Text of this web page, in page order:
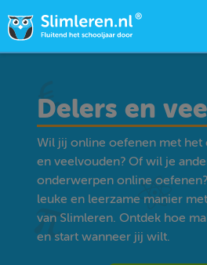
Delers en
Wil jij online oefenen met
en veelvouden? Of wil je
onderwerpen online
leuke en leerzame manier
van Slimleren. Ontdek hoe
en start wanneer jij wilt.